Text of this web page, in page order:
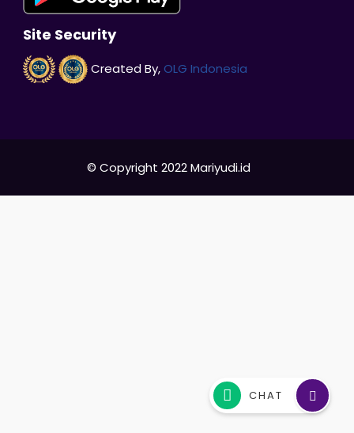
Site Security
Created By, OLG Indonesia
© Copyright 2022Mariyudi.id
CHAT